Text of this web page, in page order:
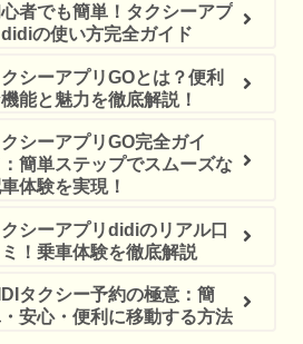
者でも簡単！タクシーアプ
didiの使い方完全ガイド
シーアプリGOとは？便利
能と魅力を徹底解説！
シーアプリGO完全ガイ
：簡単ステップでスムーズな
体験を実現！
シーアプリdidiのリアル口
ミ！乗車体験を徹底解説
タクシー予約の極意：簡
安心・便利に移動する方法